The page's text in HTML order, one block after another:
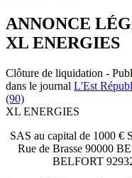
ANNONCE
XL ENERGIES
Clôture de liquidation -
dans le journal L'Est
(90)
XL ENERGIES
SAS au capital de 1000 €
Rue de Brasse 90000
BELFORT